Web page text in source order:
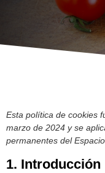
Esta política de cookies
marzo de 2024 y se
permanentes del
1. Introducción